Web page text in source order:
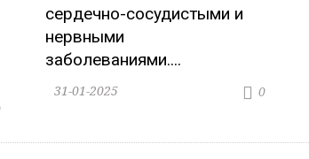
сердечно-сосудистыми и
нервными
заболеваниями....
0
31-01-2025